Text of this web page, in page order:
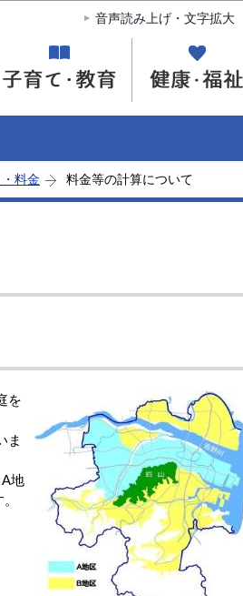
ージの本文へ移動
音声読み上げ・文字拡大
料金 料金等の計算について
を
ま
地